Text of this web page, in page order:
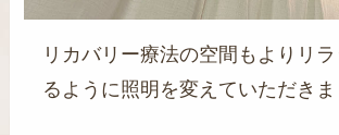
リカバリー療法の空間もよりリ
るように照明を変えていただきま